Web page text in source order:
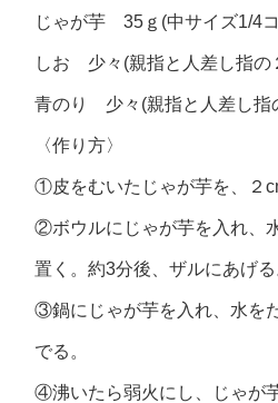
じゃが芋 35ｇ(中サイズ1/4
しお 少々(親指と人差し指の
青のり 少々(親指と人差し指
〈作り方〉
①皮をむいたじゃが芋を、２
②ボウルにじゃが芋を入れ、
置く。約3分後、ザルにあげる
③鍋にじゃが芋を入れ、水を
でる。
④沸いたら弱火にし、じゃが